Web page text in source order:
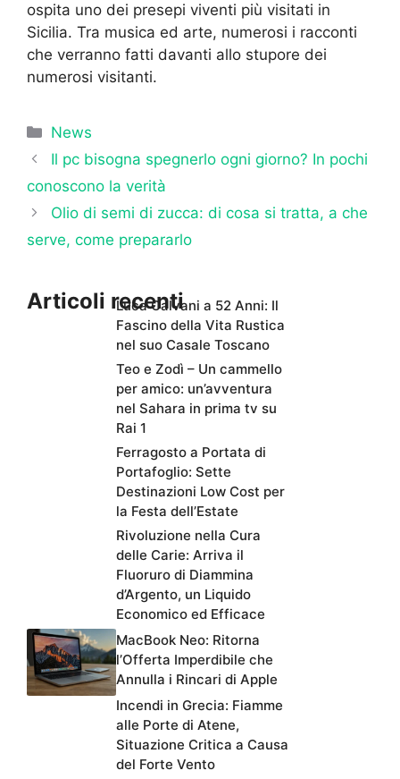
ospita uno dei presepi viventi più visitati in
Sicilia. Tra musica ed arte, numerosi i racconti
che verranno fatti davanti allo stupore dei
numerosi visitanti.
Categorie
News
Il pc bisogna spegnerlo ogni giorno? In pochi
conoscono la verità
Olio di semi di zucca: di cosa si tratta, a che
serve, come prepararlo
Articoli recentiLuca Calvani a 52 Anni: Il
Fascino della Vita Rustica
nel suo Casale Toscano
Teo e Zodì – Un cammello
per amico: un’avventura
nel Sahara in prima tv su
Rai 1
Ferragosto a Portata di
Portafoglio: Sette
Destinazioni Low Cost per
la Festa dell’Estate
Rivoluzione nella Cura
delle Carie: Arriva il
Fluoruro di Diammina
d’Argento, un Liquido
Economico ed Efficace
MacBook Neo: Ritorna
l’Offerta Imperdibile che
Annulla i Rincari di Apple
Incendi in Grecia: Fiamme
alle Porte di Atene,
Situazione Critica a Causa
del Forte Vento